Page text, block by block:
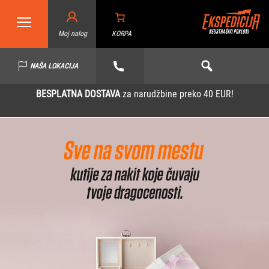
Moj nalog KORPA
NAŠA LOKACIJA
BESPLATNA DOSTAVAza narudžbine preko 40 EUR!